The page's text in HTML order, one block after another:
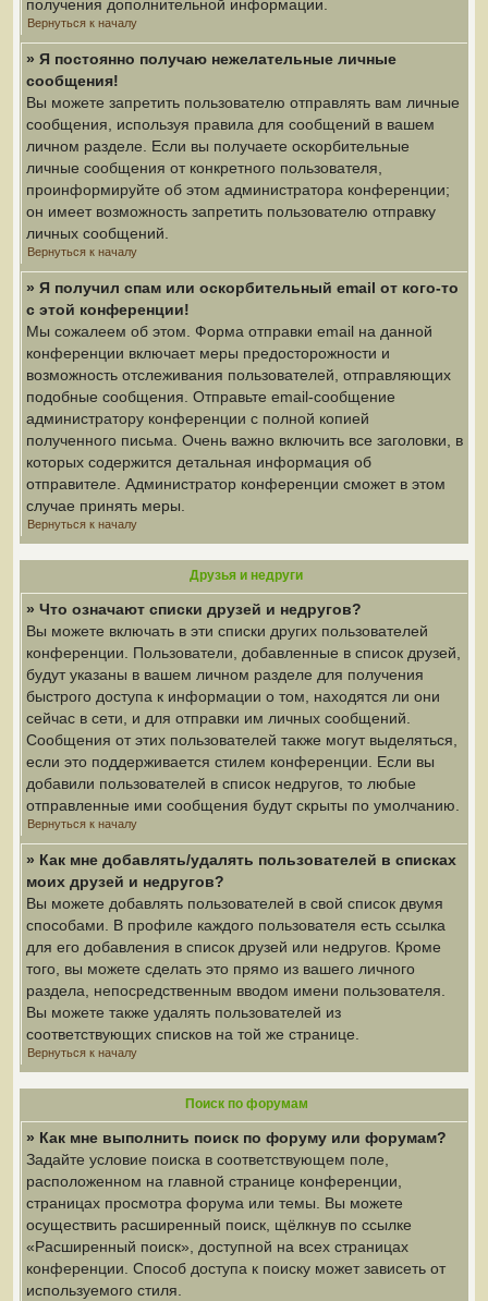
получения дополнительной информации.
Вернуться к началу
» Я постоянно получаю нежелательные личные
сообщения!
Вы можете запретить пользователю отправлять вам личные
сообщения, используя правила для сообщений в вашем
личном разделе. Если вы получаете оскорбительные
личные сообщения от конкретного пользователя,
проинформируйте об этом администратора конференции;
он имеет возможность запретить пользователю отправку
личных сообщений.
Вернуться к началу
» Я получил спам или оскорбительный email от кого-то
с этой конференции!
Мы сожалеем об этом. Форма отправки email на данной
конференции включает меры предосторожности и
возможность отслеживания пользователей, отправляющих
подобные сообщения. Отправьте email-сообщение
администратору конференции с полной копией
полученного письма. Очень важно включить все заголовки, в
которых содержится детальная информация об
отправителе. Администратор конференции сможет в этом
случае принять меры.
Вернуться к началу
Друзья и недруги
» Что означают списки друзей и недругов?
Вы можете включать в эти списки других пользователей
конференции. Пользователи, добавленные в список друзей,
будут указаны в вашем личном разделе для получения
быстрого доступа к информации о том, находятся ли они
сейчас в сети, и для отправки им личных сообщений.
Сообщения от этих пользователей также могут выделяться,
если это поддерживается стилем конференции. Если вы
добавили пользователей в список недругов, то любые
отправленные ими сообщения будут скрыты по умолчанию.
Вернуться к началу
» Как мне добавлять/удалять пользователей в списках
моих друзей и недругов?
Вы можете добавлять пользователей в свой список двумя
способами. В профиле каждого пользователя есть ссылка
для его добавления в список друзей или недругов. Кроме
того, вы можете сделать это прямо из вашего личного
раздела, непосредственным вводом имени пользователя.
Вы можете также удалять пользователей из
соответствующих списков на той же странице.
Вернуться к началу
Поиск по форумам
» Как мне выполнить поиск по форуму или форумам?
Задайте условие поиска в соответствующем поле,
расположенном на главной странице конференции,
страницах просмотра форума или темы. Вы можете
осуществить расширенный поиск, щёлкнув по ссылке
«Расширенный поиск», доступной на всех страницах
конференции. Способ доступа к поиску может зависеть от
используемого стиля.